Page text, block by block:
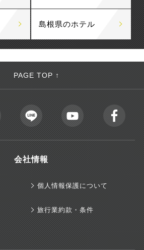
島根県のホテル
PAGE TOP ↑
会社情報
個人情報保護について
旅行業約款・条件